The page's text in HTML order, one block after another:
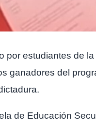
por estudiantes de
ganadores del
de Educación